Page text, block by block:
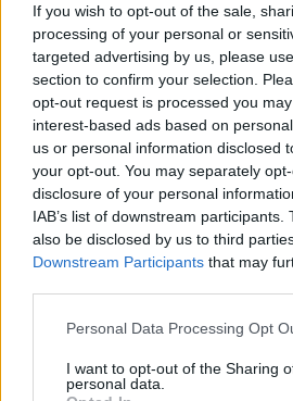
If you wish to opt-out of the sale,
processing of your personal or
targeted advertising by us, please
section to confirm your selection.
opt-out request is processed you
interest-based ads based on
us or personal information disclosed
your opt-out. You may separately
disclosure of your personal
IAB’s list of downstream
also be disclosed by us to third
Downstream Participants that may
Personal Data Processing Opt
I want to opt-out of the Sharing
personal data.
Dedo zapalio, pa se misli: – A jesam
se dovez’o trešnje. Da sam ‘vaku
tražio, teško da bi’ je naš’o. K’o da
drveta sjedili. Sad ću joj reć’ da je u